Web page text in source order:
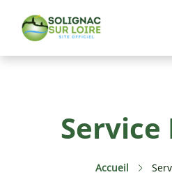
Vie Pratique
Culture & Loisirs
Service
Accueil